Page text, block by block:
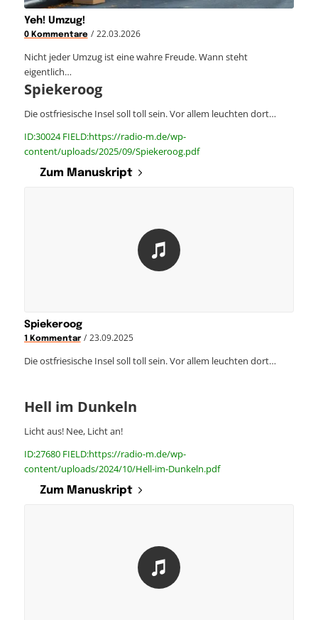
Yeh! Umzug!
0 Kommentare / 22.03.2026
Nicht jeder Umzug ist eine wahre Freude. Wann steht
eigentlich…
Spiekeroog
Die ostfriesische Insel soll toll sein. Vor allem leuchten dort…
ID:30024 FIELD:https://radio-m.de/wp-
content/uploads/2025/09/Spiekeroog.pdf
Zum Manuskript
Spiekeroog
1 Kommentar / 23.09.2025
Die ostfriesische Insel soll toll sein. Vor allem leuchten dort…
Hell im Dunkeln
Licht aus! Nee, Licht an!
ID:27680 FIELD:https://radio-m.de/wp-
content/uploads/2024/10/Hell-im-Dunkeln.pdf
Zum Manuskript